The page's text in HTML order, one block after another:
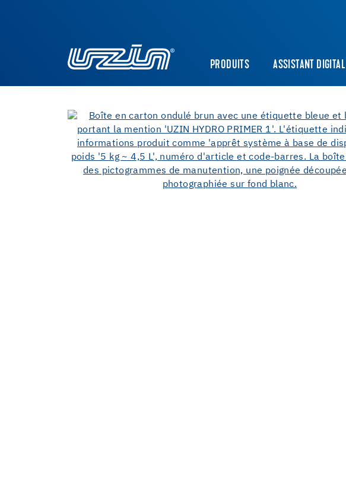
PRODUITS ASSISTANT DIGITAL